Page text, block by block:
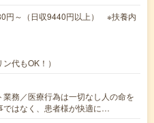
円～（日収9440円以上） ※扶養内
代もOK！）
務／医療行為は一切なし人の命を
ではなく、患者様が快適に…